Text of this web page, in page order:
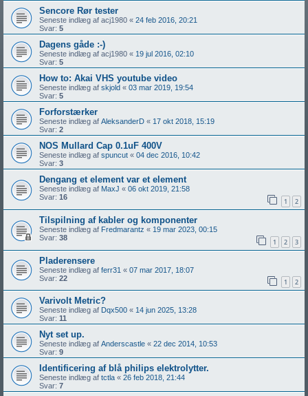
Sencore Rør tester
Seneste indlæg af acj1980 « 24 feb 2016, 20:21
Svar: 5
Dagens gåde :-)
Seneste indlæg af acj1980 « 19 jul 2016, 02:10
Svar: 5
How to: Akai VHS youtube video
Seneste indlæg af skjold « 03 mar 2019, 19:54
Svar: 5
Forforstærker
Seneste indlæg af AleksanderD « 17 okt 2018, 15:19
Svar: 2
NOS Mullard Cap 0.1uF 400V
Seneste indlæg af spuncut « 04 dec 2016, 10:42
Svar: 3
Dengang et element var et element
Seneste indlæg af MaxJ « 06 okt 2019, 21:58
Svar: 16 1 2
Tilspilning af kabler og komponenter
Seneste indlæg af Fredmarantz « 19 mar 2023, 00:15
Svar: 38 1 2 3
Pladerensere
Seneste indlæg af ferr31 « 07 mar 2017, 18:07
Svar: 22 1 2
Varivolt Metric?
Seneste indlæg af Dqx500 « 14 jun 2025, 13:28
Svar: 11
Nyt set up.
Seneste indlæg af Anderscastle « 22 dec 2014, 10:53
Svar: 9
Identificering af blå philips elektrolytter.
Seneste indlæg af tctla « 26 feb 2018, 21:44
Svar: 7